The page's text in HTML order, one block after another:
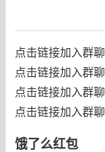
点击链接加入群聊
点击链接加入群聊
点击链接加入群聊
点击链接加入群聊
饿了么红包